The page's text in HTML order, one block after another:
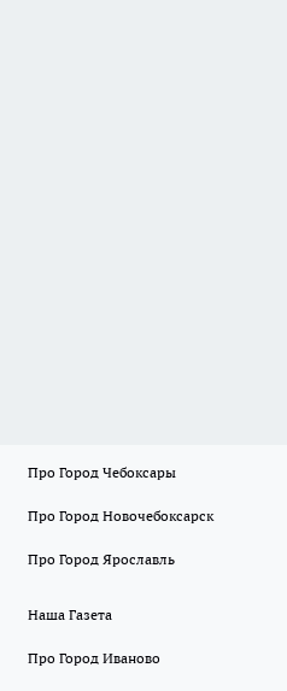
Про Город Чебоксары
Про Город Новочебоксарск
Про Город Ярославль
Наша Газета
Про Город Иваново